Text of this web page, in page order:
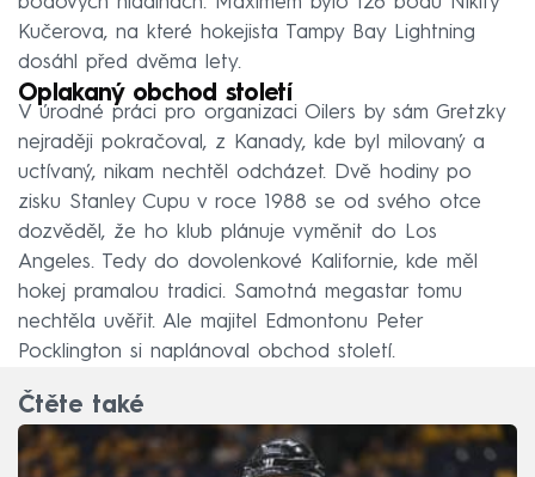
Kučerova, na které hokejista Tampy Bay Lightning
dosáhl před dvěma lety.
Oplakaný obchod století
V úrodné práci pro organizaci Oilers by sám Gretzky
nejraději pokračoval, z Kanady, kde byl milovaný a
uctívaný, nikam nechtěl odcházet. Dvě hodiny po
zisku Stanley Cupu v roce 1988 se od svého otce
dozvěděl, že ho klub plánuje vyměnit do Los
Angeles. Tedy do dovolenkové Kalifornie, kde měl
hokej pramalou tradici. Samotná megastar tomu
nechtěla uvěřit. Ale majitel Edmontonu Peter
Pocklington si naplánoval obchod století.
Čtěte také